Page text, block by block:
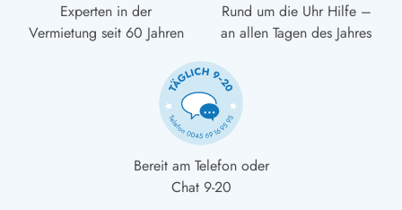
Experten in der
Vermietung seit 60 Jahren
Rund um die Uhr Hilfe –
an allen Tagen des Jahres
Bereit am Telefon oder
Chat 9-20